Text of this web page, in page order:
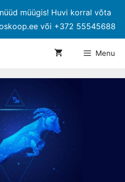
müügis! Huvi korral võta
või +372 55545688
Menu